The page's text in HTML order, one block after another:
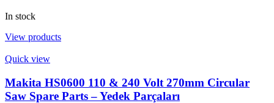
In stock
View products
Quick view
Makita HS0600 110 & 240 Volt 270mm Circular
Saw Spare Parts – Yedek Parçaları